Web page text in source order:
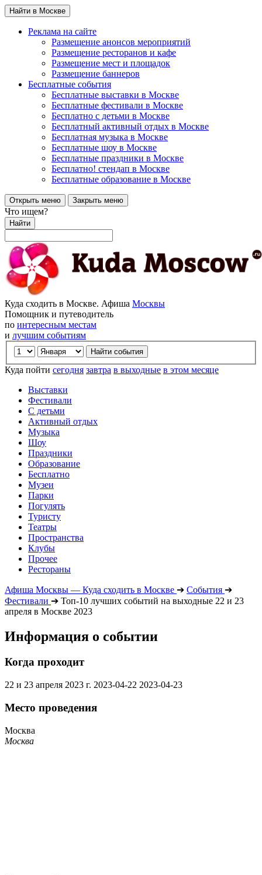
Найти в Москве
Реклама на сайте
Размещение анонсов мероприятий
Размещение ресторанов и кафе
Размещение мест и площадок
Размещение баннеров
Бесплатные события
Бесплатные выставки в Москве
Бесплатные фестивали в Москве
Бесплатно с детьми в Москве
Бесплатный активный отдых в Москве
Бесплатная музыка в Москве
Бесплатные шоу в Москве
Бесплатные праздники в Москве
Бесплатно! стендап в Москве
Бесплатные образование в Москве
Открыть меню Закрыть меню
Что ищем?
Найти
Куда сходить в Москве. Афиша Москвы
Помощник и путеводитель
по интересным местам
и лучшим событиям
Куда пойти сегодня завтра в выходные в этом месяце
Выставки
Фестивали
С детьми
Активный отдых
Музыка
Шоу
Праздники
Образование
Бесплатно
Музеи
Парки
Погулять
Туристу
Театры
Пространства
Клубы
Прочее
Рестораны
Афиша Москвы — Куда сходить в Москве ➔ События ➔
Фестивали ➔ Топ-10 лучших событий на выходные 22 и 23
апреля в Москве 2023
Информация о событии
Когда проходит
22 и 23 апреля 2023 г. 2023-04-22 2023-04-23
Место проведения
Москва
Москва